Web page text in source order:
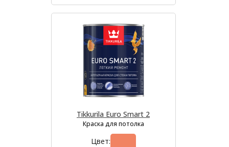
Tikkurila Euro Smart 2
Краска для потолка
Цвет: